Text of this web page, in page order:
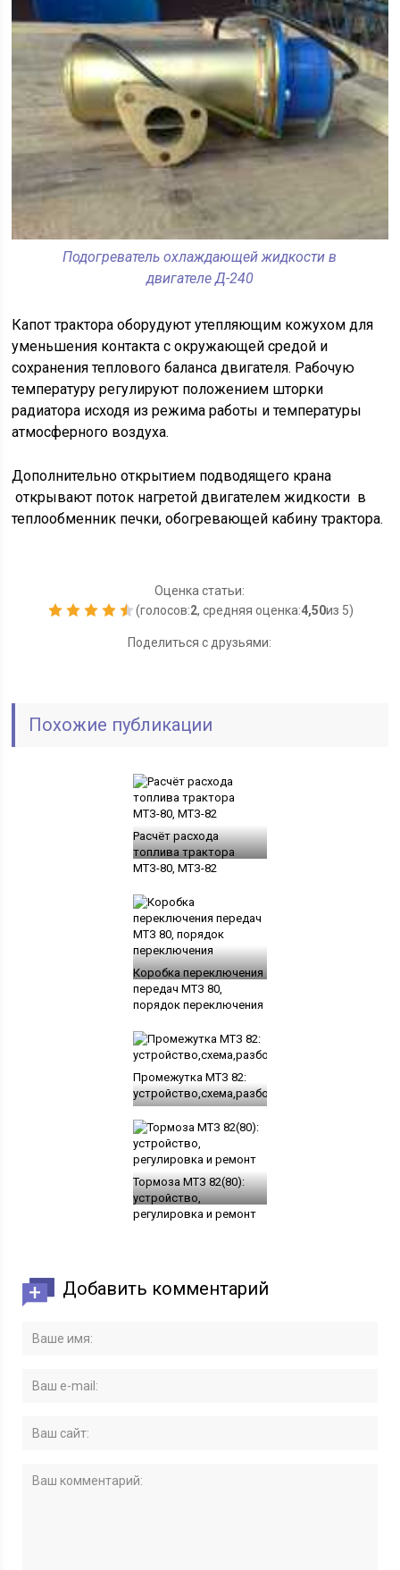
Подогреватель охлаждающей жидкости в
двигателе Д-240
Капот трактора оборудуют утепляющим кожухом для
уменьшения контакта с окружающей средой и
сохранения теплового баланса двигателя. Рабочую
температуру регулируют положением шторки
радиатора исходя из режима работы и температуры
атмосферного воздуха.
Дополнительно открытием подводящего крана
открывают поток нагретой двигателем жидкости в
теплообменник печки, обогревающей кабину трактора.
Оценка статьи:
(голосов:2, средняя оценка:4,50из 5)
Поделиться с друзьями:
Похожие публикации
Расчёт расхода
топлива трактора
МТЗ-80, МТЗ-82
Коробка переключения
передач МТЗ 80,
порядок переключения
Промежутка МТЗ 82:
устройство,схема,разборка
Тормоза МТЗ 82(80):
устройство,
регулировка и ремонт
Добавить комментарий